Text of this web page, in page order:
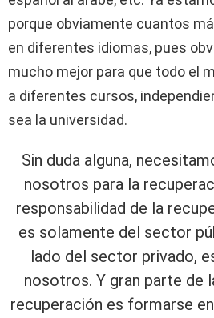
porque obviamente cuantos
en diferentes idiomas, pues
mucho mejor para que todo el
a diferentes cursos,
sea la universidad.
Sin duda alguna,
nosotros para la
responsabilidad de la
es solamente del sector
lado del sector privado,
nosotros. Y gran parte de
recuperación es formarse